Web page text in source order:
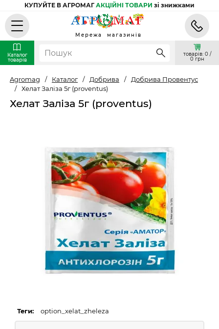
КУПУЙТЕ В АГРОМАГ АКЦІЙНІ ТОВАРИ зі знижками
Мережа магазинів
Каталог
товарів
товарів: 0 /
0 грн
Agromag / Каталог / Добрива /
Добрива Провентус
/
Хелат Заліза 5г (proventus)
Хелат Заліза 5г (proventus)
Теги: option_xelat_zheleza